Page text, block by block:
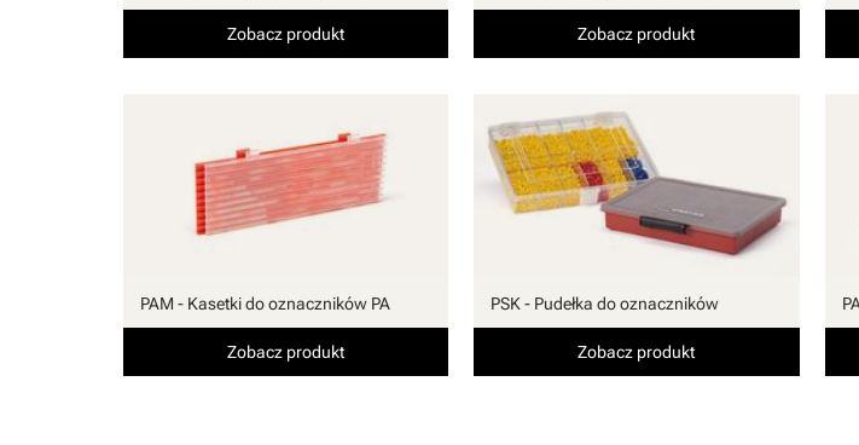
Zobacz produkt Zobacz produkt
PAM - Kasetki do oznaczników PA
Zobacz produkt
PSK - Pudełka do oznaczników
Zobacz produkt